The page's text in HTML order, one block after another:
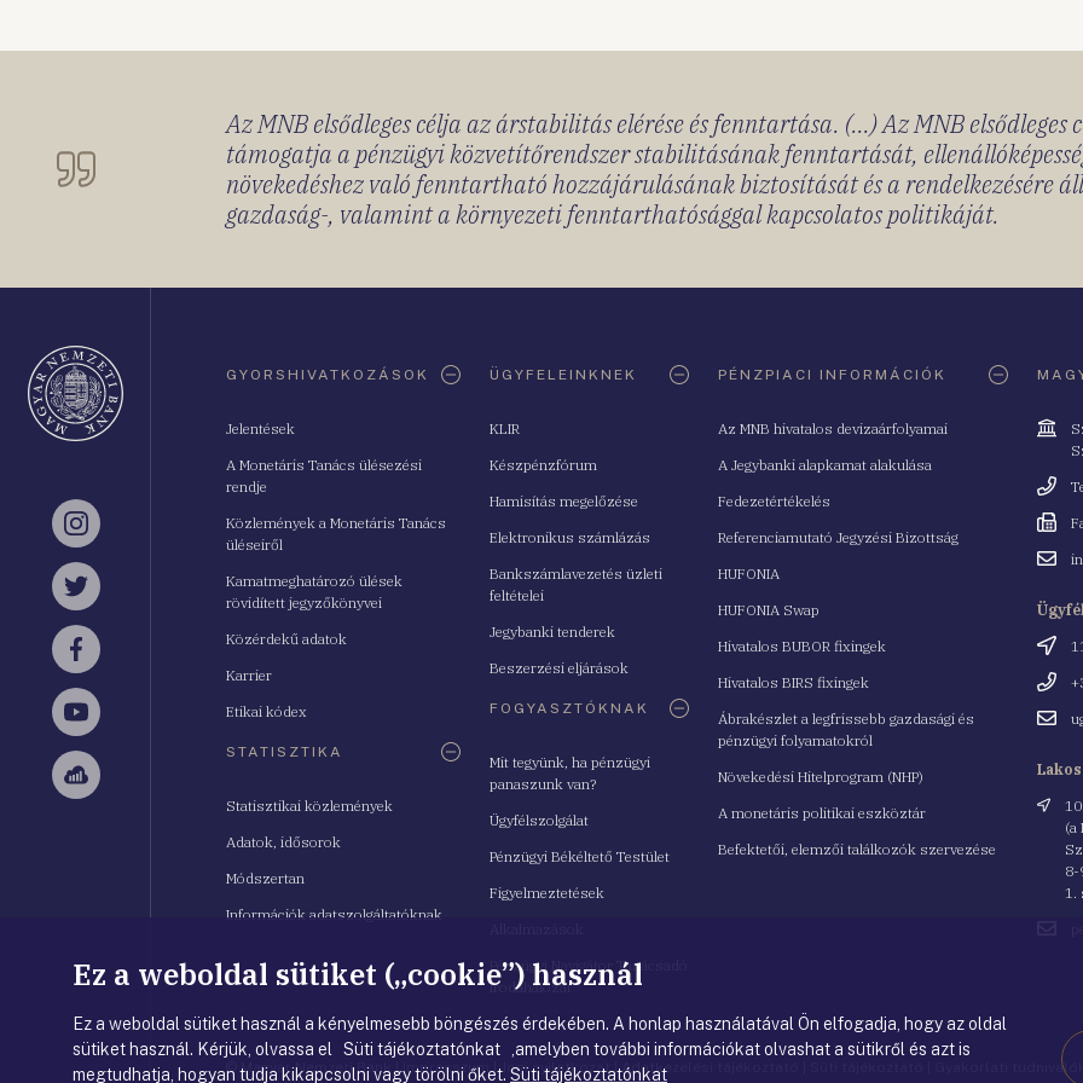
Az MNB elsődleges célja az árstabilitás elérése és fenntartása. (...) Az MNB elsődleges
támogatja a pénzügyi közvetítőrendszer stabilitásának fenntartását,
növekedéshez való fenntartható hozzájárulásának biztosítását és a rendelkezésére
gazdaság-, valamint a környezeti fenntarthatósággal kapcsolatos politikáját.
Instagram
Twitter
Facebook
YouTube
Sellsy
GYORSHIVATKOZÁSOK
Jelentések
A Monetáris Tanács ülésezési
rendje
Közlemények a Monetáris Tanács
üléseiről
Kamatmeghatározó ülések
rövidített jegyzőkönyvei
Közérdekű adatok
Karrier
Etikai kódex
STATISZTIKA
Statisztikai közlemények
Adatok, idősorok
Módszertan
Információk adatszolgáltatóknak
ÜGYFELEINKNEK
KLIR
Készpénzfórum
Hamisítás megelőzése
Elektronikus számlázás
Bankszámlavezetés üzleti
feltételei
Jegybanki tenderek
Beszerzési eljárások
FOGYASZTÓKNAK
Mit tegyünk, ha pénzügyi
panaszunk van?
Ügyfélszolgálat
Pénzügyi Békéltető Testület
Figyelmeztetések
Pénzügyi Navigátor Tanácsadó
Irodahálózat
PÉNZPIACI INFORMÁCIÓK
Az MNB hivatalos devizaárfolyamai
A Jegybanki alapkamat alakulása
Fedezetértékelés
Referenciamutató Jegyzési Bizottság
HUFONIA
HUFONIA Swap
Hivatalos BUBOR fixingek
Hivatalos BIRS fixingek
Ábrakészlet a legfrissebb gazdasági és
pénzügyi folyamatokról
Növekedési Hitelprogram (NHP)
A monetáris politikai eszköztár
Befektetői, elemzői találkozók szervezése
Cím
Fax
Email
Cím
Email
Cím
(a
8-
1.
© Magyar Nemzeti Bank |Impresszum |Jogi nyilatkozat|Adatkezelési tájékoztató Gyakorlati
Ez a weboldal sütiket („cookie”) használ
Ez a weboldal sütiket használ a kényelmesebb böngészés érdekében. A honlap használatával Ön elfogadja, hogy az oldal
sütiket használ. Kérjük, olvassa el Süti tájékoztatónkat ,amelyben további információkat olvashat a sütikről és azt is
megtudhatja, hogyan tudja kikapcsolni vagy törölni őket. Süti tájékoztatónkat